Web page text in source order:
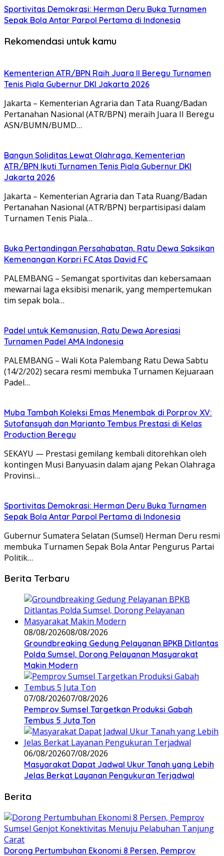
Sportivitas Demokrasi: Herman Deru Buka Turnamen
Sepak Bola Antar Parpol Pertama di Indonesia
Rekomendasi untuk kamu
Kementerian ATR/BPN Raih Juara II Beregu Turnamen
Tenis Piala Gubernur DKI Jakarta 2026
Jakarta – Kementerian Agraria dan Tata Ruang/Badan
Pertanahan Nasional (ATR/BPN) meraih Juara II Beregu
ASN/BUMN/BUMD…
Bangun Soliditas Lewat Olahraga, Kementerian
ATR/BPN Ikuti Turnamen Tenis Piala Gubernur DKI
Jakarta 2026
Jakarta – Kementerian Agraria dan Tata Ruang/Badan
Pertanahan Nasional (ATR/BPN) berpartisipasi dalam
Turnamen Tenis Piala…
Buka Pertandingan Persahabatan, Ratu Dewa Saksikan
Kemenangan Korpri FC Atas David FC
PALEMBANG – Semangat sportivitas dan kebersamaan
mewarnai laga eksibisi menarik, yang mempertemukan
tim sepak bola…
Padel untuk Kemanusian, Ratu Dewa Apresiasi
Turnamen Padel AMA Indonesia
PALEMBANG – Wali Kota Palembang Ratu Dewa Sabtu
(14/2/202) secara resmi membuka Turnamen Kejuaraan
Padel…
Muba Tambah Koleksi Emas Menembak di Porprov XV:
Sutofansyah dan Marianto Tembus Prestasi di Kelas
Production Beregu
SEKAYU — Prestasi gemilang kembali ditorehkan oleh
kontingen Musi Banyuasin dalam ajang Pekan Olahraga
Provinsi…
Sportivitas Demokrasi: Herman Deru Buka Turnamen
Sepak Bola Antar Parpol Pertama di Indonesia
Gubernur Sumatera Selatan (Sumsel) Herman Deru resmi
membuka Turnamen Sepak Bola Antar Pengurus Partai
Politik…
Berita Terbaru
08/08/202608/08/2026
Groundbreaking Gedung Pelayanan BPKB Ditlantas
Polda Sumsel, Dorong Pelayanan Masyarakat
Makin Modern
07/08/202607/08/2026
Pemprov Sumsel Targetkan Produksi Gabah
Tembus 5 Juta Ton
06/08/202607/08/2026
Masyarakat Dapat Jadwal Ukur Tanah yang Lebih
Jelas Berkat Layanan Pengukuran Terjadwal
Berita
Dorong Pertumbuhan Ekonomi 8 Persen, Pemprov